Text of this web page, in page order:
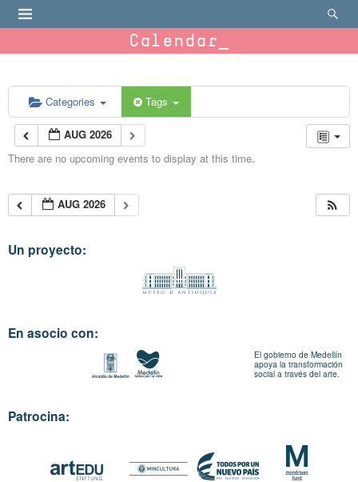
Calendar
Categories Tags
AUG 2026
There are no upcoming events to display at this time.
AUG 2026
Un proyecto:
En asocio con:
El gobierno de Medellín
apoya la transformación
social a través del arte.
Patrocina: